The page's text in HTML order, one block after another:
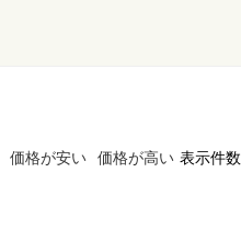
価格が安い 価格が高い 表示件数